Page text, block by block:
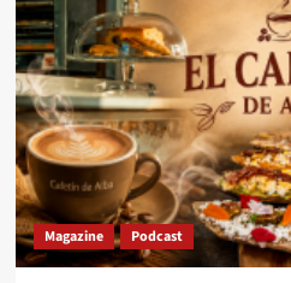
Magazine Podcast